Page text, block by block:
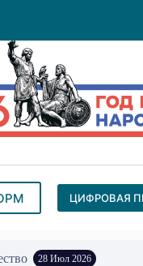
ЦИФРОВАЯ
28 Июл 2026